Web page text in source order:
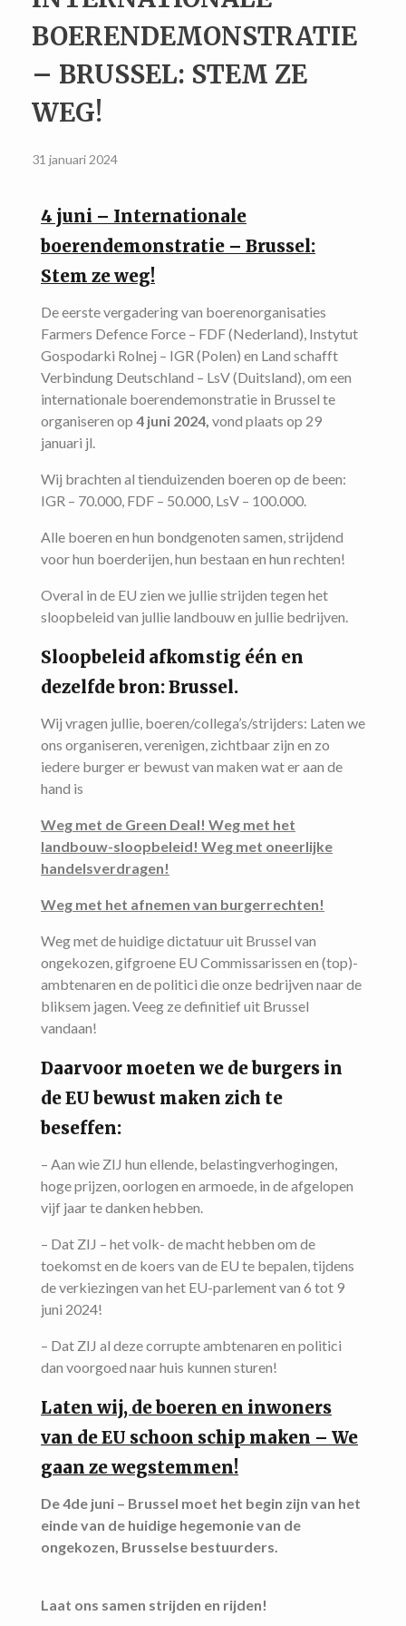
BOERENDEMONSTRATIE
– BRUSSEL: STEM ZE
WEG!
31 januari 2024
4 juni – Internationale
boerendemonstratie – Brussel:
Stem ze weg!
De eerste vergadering van boerenorganisaties
Farmers Defence Force – FDF (Nederland), Instytut
Gospodarki Rolnej – IGR (Polen) en Land schafft
Verbindung Deutschland – LsV (Duitsland), om een
internationale boerendemonstratie in Brussel te
organiseren op 4 juni 2024, vond plaats op 29
januari jl.
Wij brachten al tienduizenden boeren op de been:
IGR – 70.000, FDF – 50.000, LsV – 100.000.
Alle boeren en hun bondgenoten samen, strijdend
voor hun boerderijen, hun bestaan en hun rechten!
Overal in de EU zien we jullie strijden tegen het
sloopbeleid van jullie landbouw en jullie bedrijven.
Sloopbeleid afkomstig één en
dezelfde bron: Brussel.
Wij vragen jullie, boeren/collega’s/strijders: Laten we
ons organiseren, verenigen, zichtbaar zijn en zo
iedere burger er bewust van maken wat er aan de
hand is
Weg met de Green Deal! Weg met het
landbouw-sloopbeleid! Weg met oneerlijke
handelsverdragen!
Weg met het afnemen van burgerrechten!
Weg met de huidige dictatuur uit Brussel van
ongekozen, gifgroene EU Commissarissen en (top)-
ambtenaren en de politici die onze bedrijven naar de
bliksem jagen. Veeg ze definitief uit Brussel
vandaan!
Daarvoor moeten we de burgers in
de EU bewust maken zich te
beseffen:
– Aan wie ZIJ hun ellende, belastingverhogingen,
hoge prijzen, oorlogen en armoede, in de afgelopen
vijf jaar te danken hebben.
– Dat ZIJ – het volk- de macht hebben om de
toekomst en de koers van de EU te bepalen, tijdens
de verkiezingen van het EU-parlement van 6 tot 9
juni 2024!
– Dat ZIJ al deze corrupte ambtenaren en politici
dan voorgoed naar huis kunnen sturen!
Laten wij, de boeren en inwoners
van de EU schoon schip maken – We
gaan ze wegstemmen!
De 4de juni – Brussel moet het begin zijn van het
einde van de huidige hegemonie van de
ongekozen, Brusselse bestuurders.
Laat ons samen strijden en rijden!